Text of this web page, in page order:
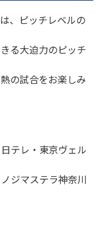
、ピッチレベルの
る大迫力のピッチ
の試合をお楽しみ
テレ・東京ヴェル
ジマステラ神奈川